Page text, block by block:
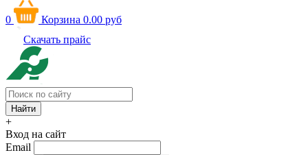
0 Корзина 0.00 руб
Скачать прайс
+
Вход на сайт
Email